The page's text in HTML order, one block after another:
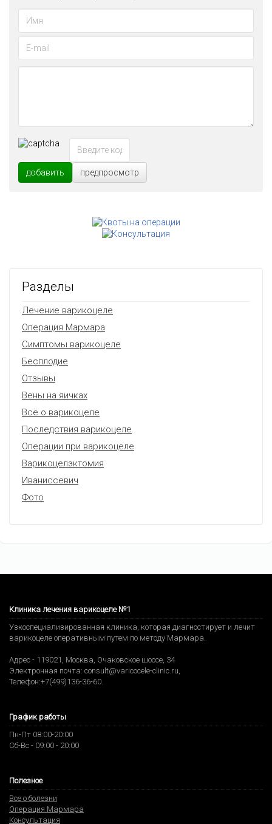
добавить предпросмотр
Разделы
Лечение варикоцеле
Операция Мармара
Симптомы варикоцеле
Бесплодие
Отзывы
Вены на яичках
Всё о варикоцеле
Последствия варикоцеле
Операции при варикоцеле
Варикоцелэктомия
Иваниссевич
Фото
Клиника лечения варикоцеле №1
Узкоспециализированная клиника, которая диагностирует и лечит
варикоцеле оперативным путем по методу Мармара.
Адрес - 119021 , Москва, Очаковское шоссе, 34
Электронная почта: consult@varicocele-clinic.ru,
Телефон:+7(499)136-36-60.
График работы
Пн-Пт 08:00-20:00
Сб-Вс - 09:00 - 20:00
Полезное
Все о болезни
Операция Мармара
Консультация